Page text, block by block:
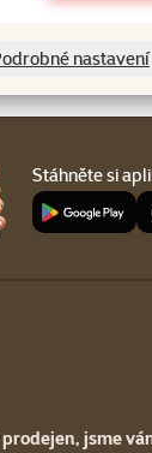
nastavení
Stáhněte si
jsme